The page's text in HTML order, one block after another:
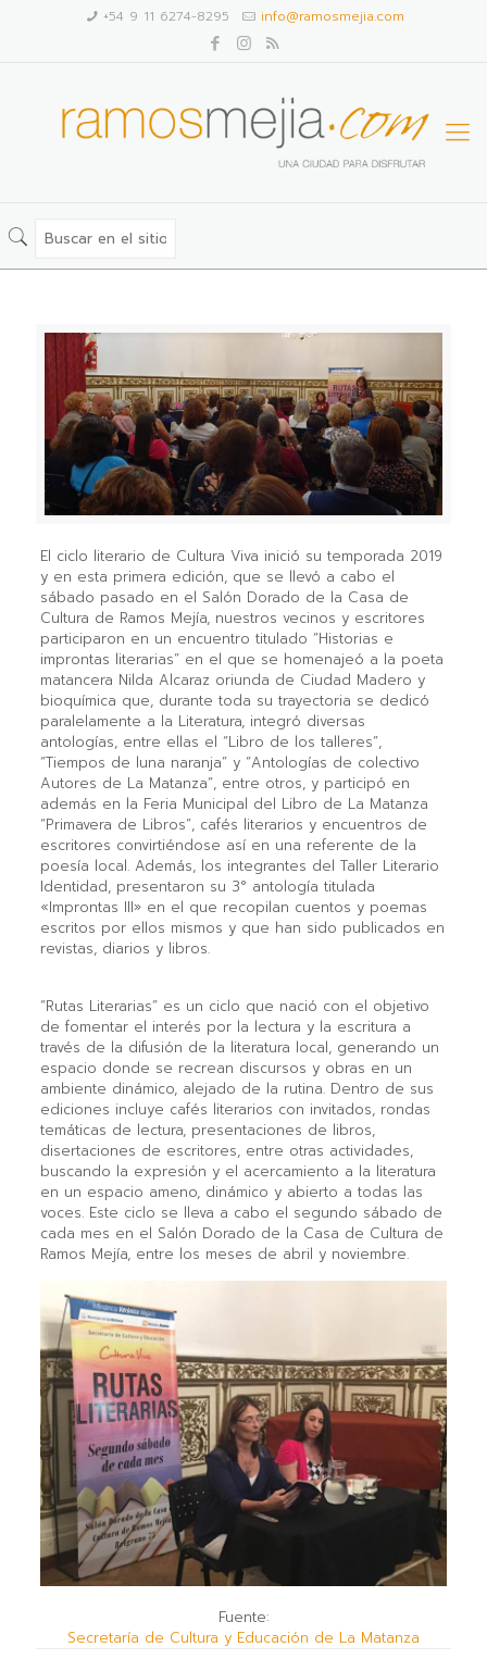
+54 9 11 6274-8295 info@ramosmejia.com
El ciclo literario de Cultura Viva inició su temporada 2019
y en esta primera edición, que se llevó a cabo el
sábado pasado en el Salón Dorado de la Casa de
Cultura de Ramos Mejía, nuestros vecinos y escritores
participaron en un encuentro titulado “Historias e
improntas literarias” en el que se homenajeó a la poeta
matancera Nilda Alcaraz oriunda de Ciudad Madero y
bioquímica que, durante toda su trayectoria se dedicó
paralelamente a la Literatura, integró diversas
antologías, entre ellas el “Libro de los talleres”,
“Tiempos de luna naranja” y “Antologías de colectivo
Autores de La Matanza”, entre otros, y participó en
además en la Feria Municipal del Libro de La Matanza
“Primavera de Libros”, cafés literarios y encuentros de
escritores convirtiéndose así en una referente de la
poesía local. Además, los integrantes del Taller Literario
Identidad, presentaron su 3° antología titulada
«Improntas III» en el que recopilan cuentos y poemas
escritos por ellos mismos y que han sido publicados en
revistas, diarios y libros.
“Rutas Literarias” es un ciclo que nació con el objetivo
de fomentar el interés por la lectura y la escritura a
través de la difusión de la literatura local, generando un
espacio donde se recrean discursos y obras en un
ambiente dinámico, alejado de la rutina. Dentro de sus
ediciones incluye cafés literarios con invitados, rondas
temáticas de lectura, presentaciones de libros,
disertaciones de escritores, entre otras actividades,
buscando la expresión y el acercamiento a la literatura
en un espacio ameno, dinámico y abierto a todas las
voces. Este ciclo se lleva a cabo el segundo sábado de
cada mes en el Salón Dorado de la Casa de Cultura de
Ramos Mejía, entre los meses de abril y noviembre.
Fuente:
Secretaría de Cultura y Educación de La Matanza